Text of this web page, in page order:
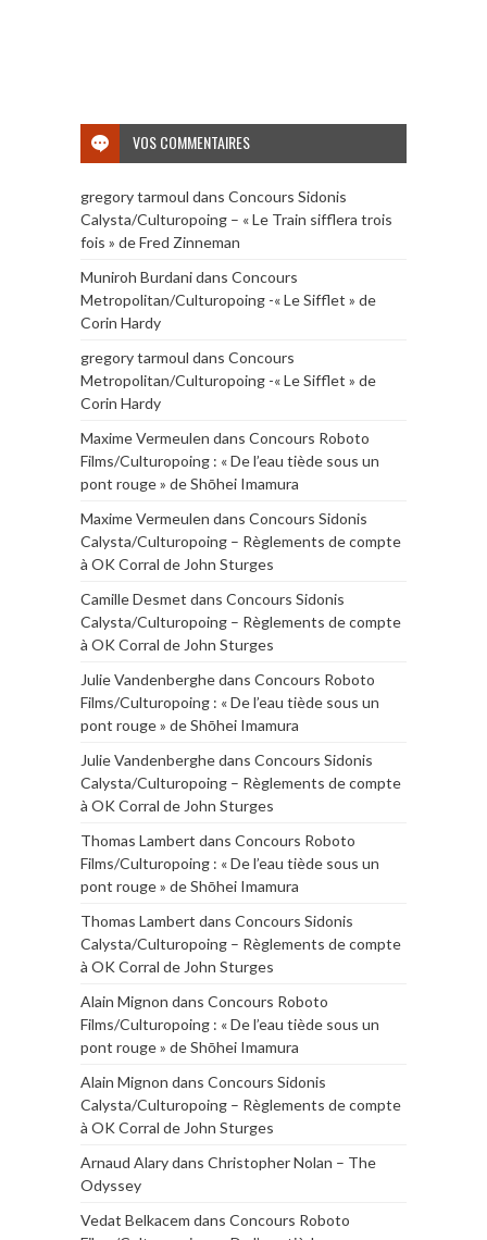
VOS COMMENTAIRES
gregory tarmoul dans Concours Sidonis
Calysta/Culturopoing – « Le Train sifflera trois
fois » de Fred Zinneman
Muniroh Burdanidans Concours
Metropolitan/Culturopoing -« Le Sifflet » de
Corin Hardy
gregory tarmoul dans Concours
Metropolitan/Culturopoing -« Le Sifflet » de
Corin Hardy
Maxime Vermeulen dans Concours Roboto
Films/Culturopoing : « De l’eau tiède sous un
pont rouge » de Shōhei Imamura
Maxime Vermeulen dans Concours Sidonis
Calysta/Culturopoing – Règlements de compte
à OK Corral de John Sturges
Camille Desmet dans Concours Sidonis
Calysta/Culturopoing – Règlements de compte
à OK Corral de John Sturges
Julie Vandenberghedans Concours Roboto
Films/Culturopoing : « De l’eau tiède sous un
pont rouge » de Shōhei Imamura
Julie Vandenberghedans Concours Sidonis
Calysta/Culturopoing – Règlements de compte
à OK Corral de John Sturges
Thomas Lambert dans Concours Roboto
Films/Culturopoing : « De l’eau tiède sous un
pont rouge » de Shōhei Imamura
Thomas Lambert dans Concours Sidonis
Calysta/Culturopoing – Règlements de compte
à OK Corral de John Sturges
Alain Mignon dans Concours Roboto
Films/Culturopoing : « De l’eau tiède sous un
pont rouge » de Shōhei Imamura
Alain Mignon dans Concours Sidonis
Calysta/Culturopoing – Règlements de compte
à OK Corral de John Sturges
Arnaud Alarydans Christopher Nolan – The
Odyssey
Vedat Belkacem dans Concours Roboto